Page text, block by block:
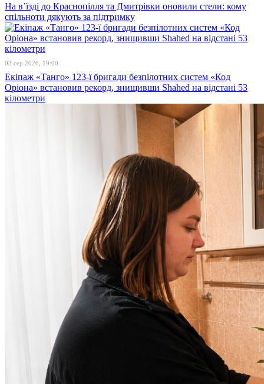
На в’їзді до Краснопілля та Дмитрівки оновили стели: кому
спільноти дякують за підтримку
03 сер 2026, 19:00
Екіпаж «Танго» 123-ї бригади безпілотних систем «Код
Оріона» встановив рекорд, знищивши Shahed на відстані 53
кілометри